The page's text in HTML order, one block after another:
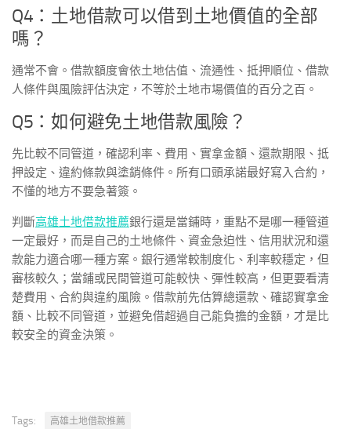
Q4：土地借款可以借到土地價值的全部
嗎？
通常不會。借款額度會依土地估值、流通性、抵押順位、借款
人條件與風險評估決定，不等於土地市場價值的百分之百。
Q5：如何避免土地借款風險？
先比較不同管道，確認利率、費用、實拿金額、還款期限、抵
押設定、違約條款與塗銷條件。所有口頭承諾最好寫入合約，
不懂的地方不要急著簽。
判斷高雄土地借款推薦銀行還是當鋪時，重點不是哪一種管道
一定最好，而是自己的土地條件、資金急迫性、信用狀況和還
款能力適合哪一種方案。銀行通常較制度化、利率較穩定，但
審核較久；當鋪或民間管道可能較快、彈性較高，但更要看清
楚費用、合約與違約風險。借款前先估算總還款、確認實拿金
額、比較不同管道，並避免借超過自己能負擔的金額，才是比
較安全的資金決策。
Tags: 高雄土地借款推薦